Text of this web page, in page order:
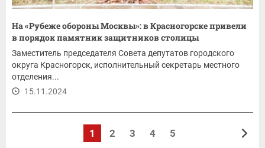
На «Рубеже обороны Москвы»: в Красногорске привели
в порядок памятник защитников столицы
Заместитель председателя Совета депутатов городского
округа Красногорск, исполнительный секретарь местного
отделения...
15.11.2024
1 2 3 4 5